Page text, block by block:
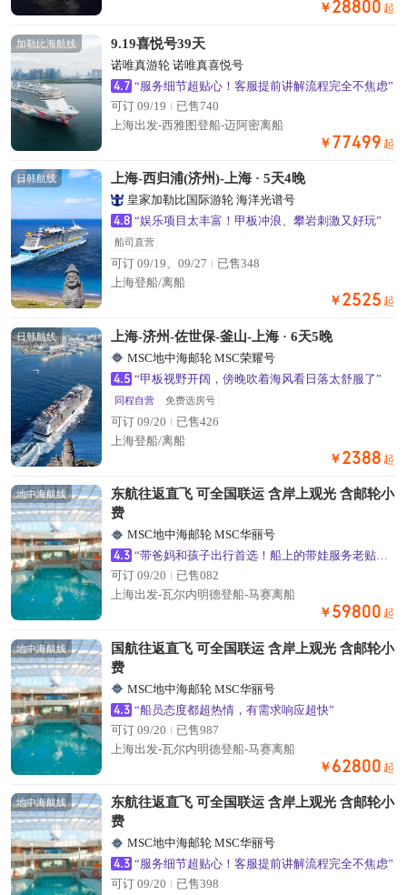
￥ 28800 起
加勒比海航线 9.19喜悦号39天
诺唯真游轮 诺唯真喜悦号
4.7 “服务细节超贴心！客服提前讲解流程完全不焦虑”
可订 09/19
已售740
上海出发-西雅图登船-迈阿密离船
￥ 77499 起
日韩航线 上海-西归浦(济州)-上海 · 5天4晚
皇家加勒比国际游轮 海洋光谱号
4.8 “娱乐项目太丰富！甲板冲浪、攀岩刺激又好玩”
船司直营
可订 09/19、09/27
已售348
上海登船/离船
￥ 2525 起
日韩航线 上海-济州-佐世保-釜山-上海 · 6天5晚
MSC地中海邮轮 MSC荣耀号
4.5 “甲板视野开阔，傍晚吹着海风看日落太舒服了”
同程自营 免费选房号
可订 09/20
已售426
上海登船/离船
￥ 2388 起
地中海航线
东航往返直飞 可全国联运 含岸上观光 含邮轮小
费
MSC地中海邮轮 MSC华丽号
4.3
“带爸妈和孩子出行首选！船上的带娃服务老贴心了”
可订 09/20
已售082
上海出发-瓦尔内明德登船-马赛离船
￥ 59800 起
地中海航线
国航往返直飞 可全国联运 含岸上观光 含邮轮小
费
MSC地中海邮轮 MSC华丽号
4.3 “船员态度都超热情，有需求响应超快”
可订 09/20
已售987
上海出发-瓦尔内明德登船-马赛离船
￥ 62800 起
地中海航线
东航往返直飞 可全国联运 含岸上观光 含邮轮小
费
MSC地中海邮轮 MSC华丽号
4.3 “服务细节超贴心！客服提前讲解流程完全不焦虑”
可订 09/20
已售398